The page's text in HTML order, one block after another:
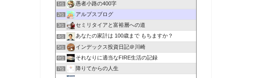
1位 愚者小路の400字
2位 アルプスブログ
3位 セミリタイアと富裕層への道
4位 あなたの家計は 100歳まで もちますか？
5位 インデックス投資日記＠川崎
6位 それなりに適当なFIRE生活の記録
7位 降りてからの人生